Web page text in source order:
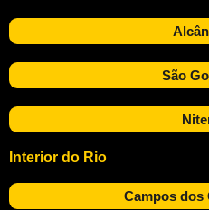
São
Interior do Rio
Campos dos